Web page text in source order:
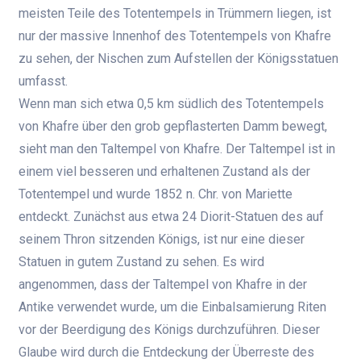
meisten Teile des Totentempels in Trümmern liegen, ist
nur der massive Innenhof des Totentempels von Khafre
zu sehen, der Nischen zum Aufstellen der Königsstatuen
umfasst.
Wenn man sich etwa 0,5 km südlich des Totentempels
von Khafre über den grob gepflasterten Damm bewegt,
sieht man den Taltempel von Khafre. Der Taltempel ist in
einem viel besseren und erhaltenen Zustand als der
Totentempel und wurde 1852 n. Chr. von Mariette
entdeckt. Zunächst aus etwa 24 Diorit-Statuen des auf
seinem Thron sitzenden Königs, ist nur eine dieser
Statuen in gutem Zustand zu sehen. Es wird
angenommen, dass der Taltempel von Khafre in der
Antike verwendet wurde, um die Einbalsamierung Riten
vor der Beerdigung des Königs durchzuführen. Dieser
Glaube wird durch die Entdeckung der Überreste des